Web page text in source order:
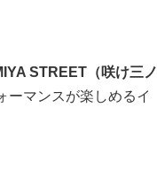
STREET（咲け三ノ
ーマンスが楽しめるイ